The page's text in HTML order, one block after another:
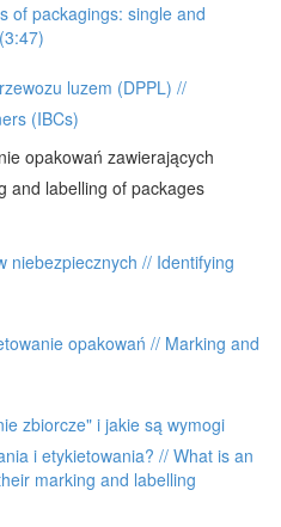
of packagings: single and
luzem (DPPL) //
(IBCs)
opakowań zawierających
and labelling of packages
niebezpiecznych // Identifying
opakowań // Marking and
zbiorcze" i jakie są wymogi
i etykietowania? // What is an
marking and labelling